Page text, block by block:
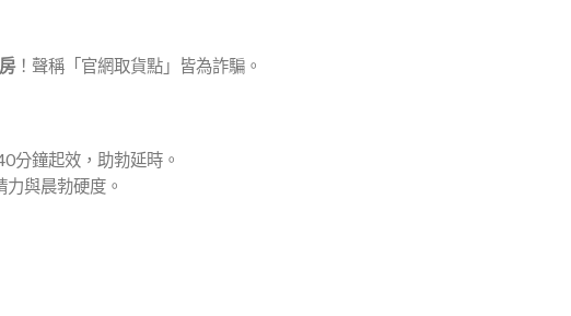
！聲稱「官網取貨點」皆為詐騙。
分鐘起效，助勃延時。
與晨勃硬度。